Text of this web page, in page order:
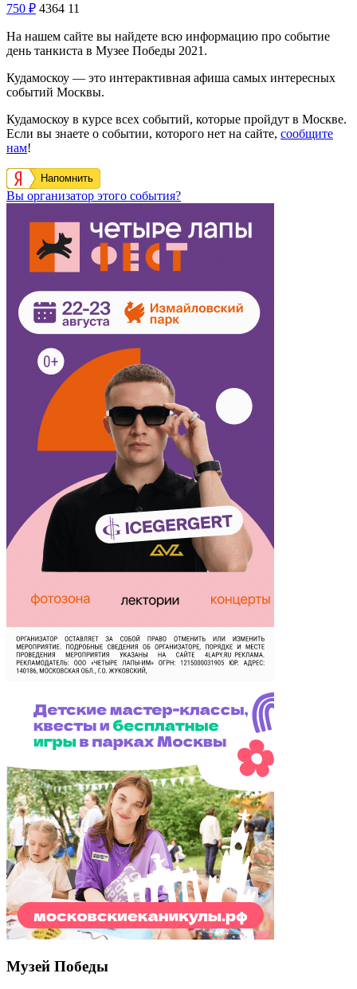
750 ₽ 4364 11
На нашем сайте вы найдете всю информацию про событие
день танкиста в Музее Победы 2021.
Кудамоскоу — это интерактивная афиша самых интересных
событий Москвы.
Кудамоскоу в курсе всех событий, которые пройдут в Москве.
Если вы знаете о событии, которого нет на сайте, сообщите
нам!
Напомнить
Вы организатор этого события?
Музей Победы